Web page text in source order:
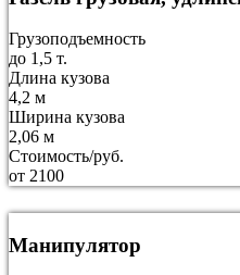
Грузоподъемность
до 1,5 т.
Длина кузова
4,2 м
Ширина кузова
2,06 м
Стоимость/руб.
от 2100
Манипулятор